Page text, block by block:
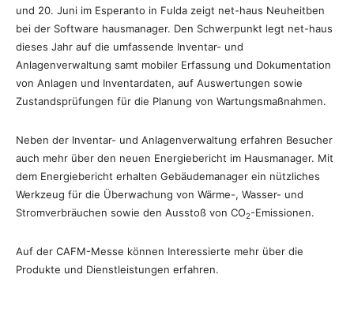
und 20. Juni im Esperanto in Fulda zeigt net-haus Neuheitben
bei der Software hausmanager. Den Schwerpunkt legt net-haus
dieses Jahr auf die umfassende Inventar- und
Anlagenverwaltung samt mobiler Erfassung und Dokumentation
von Anlagen und Inventardaten, auf Auswertungen sowie
Zustandsprüfungen für die Planung von Wartungsmaßnahmen.
Neben der Inventar- und Anlagenverwaltung erfahren Besucher
auch mehr über den neuen Energiebericht im Hausmanager. Mit
dem Energiebericht erhalten Gebäudemanager ein nützliches
Werkzeug für die Überwachung von Wärme-, Wasser- und
Stromverbräuchen sowie den Ausstoß von CO2-Emissionen.
Auf der CAFM-Messe können Interessierte mehr über die
Produkte und Dienstleistungen erfahren.